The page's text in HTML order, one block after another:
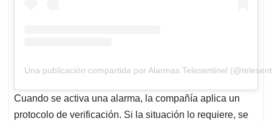
Una publicación compartida por Alarmas Telesentinel
Cuando se activa una alarma, la compañía aplica un
protocolo de verificación. Si la situación lo requiere, se